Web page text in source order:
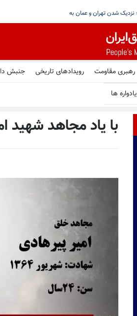
واشنگتن و لندن
رهبری مقاومت رویدادهای تاریخی جنبش
یادواره ها
با یاد مجاهد شهید